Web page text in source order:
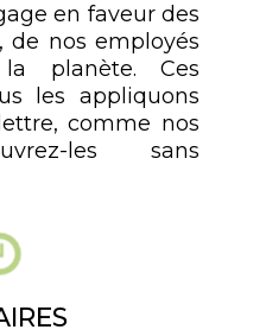
en faveur des
de nos employés
planète. Ces
les appliquons
comme nos
les sans